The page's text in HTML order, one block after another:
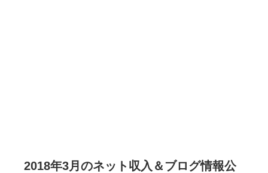
2018年3月のネット収入＆ブログ情報公